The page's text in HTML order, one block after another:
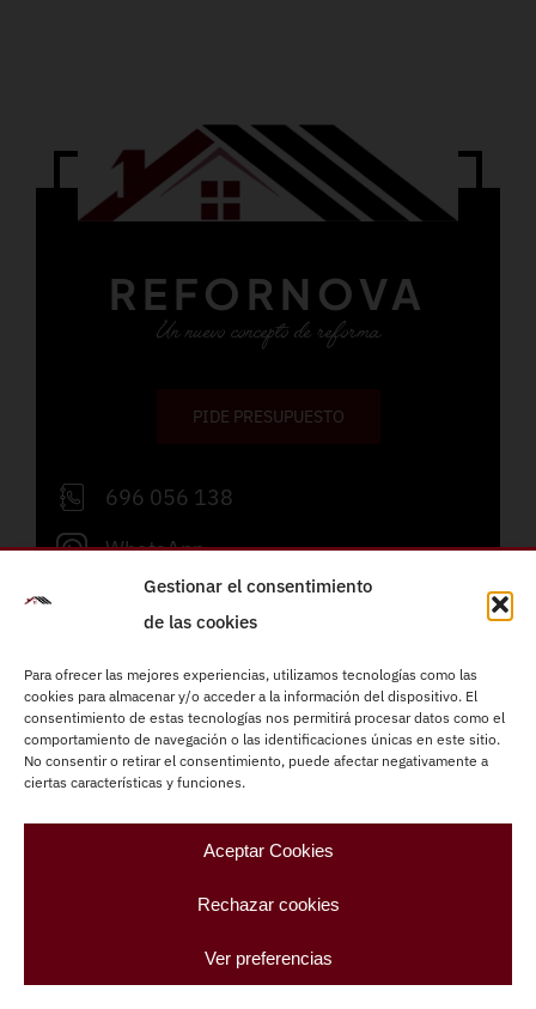
Gestionar el consentimiento
de las cookies
Para ofrecer las mejores experiencias, utilizamos tecnologías como las
cookies para almacenar y/o acceder a la información del dispositivo. El
consentimiento de estas tecnologías nos permitirá procesar datos como el
comportamiento de navegación o las identificaciones únicas en este sitio.
No consentir o retirar el consentimiento, puede afectar negativamente a
ciertas características y funciones.
Aceptar Cookies
Rechazar cookies
Ver preferencias
REFORNOVA
Un nuevo concepto de reforma
PIDE PRESUPUESTO
696 056 138
WhatsApp
info@refornova.com
Reformas integrales
Instalaciones eléctricas
Carpintería
Refornova –Refornova – Paletas Barcelona|Aviso